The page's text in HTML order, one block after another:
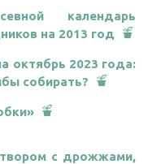
календарь
на 2013 год
октябрь 2023 года:
собирать?
с дрожжами,